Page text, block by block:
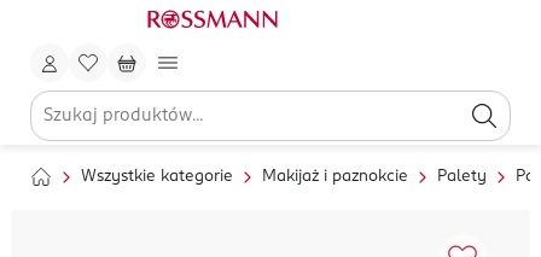
Wszystkie kategorie Makijaż i paznokcie Palety